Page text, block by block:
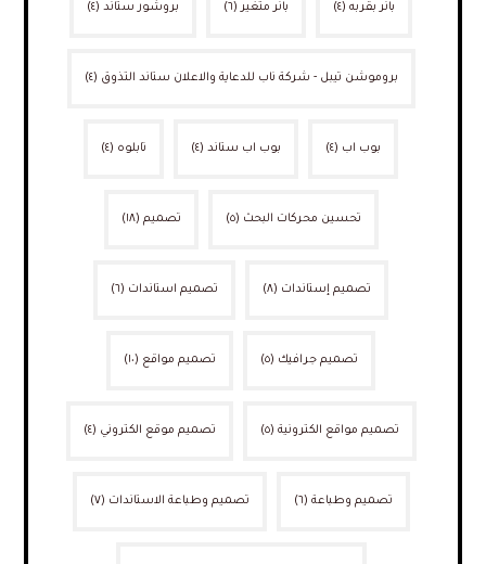
بانر بقربه (٤) بانر متغير (٦) بروشور ستاند (٤)
بروموشن تيبل - شركة ناب للدعاية والاعلان ستاند التذوق (٤)
بوب اب (٤) بوب اب ستاند (٤) تابلوه (٤)
تحسين محركات البحث (٥) تصميم (١٨)
تصميم إستاندات (٨) تصميم استاندات (٦)
تصميم جرافيك (٥) تصميم مواقع (١٠)
تصميم مواقع الكترونية (٥) تصميم موقع الكتروني (٤)
تصميم وطباعة (٦) تصميم وطباعة الاستاندات (٧)